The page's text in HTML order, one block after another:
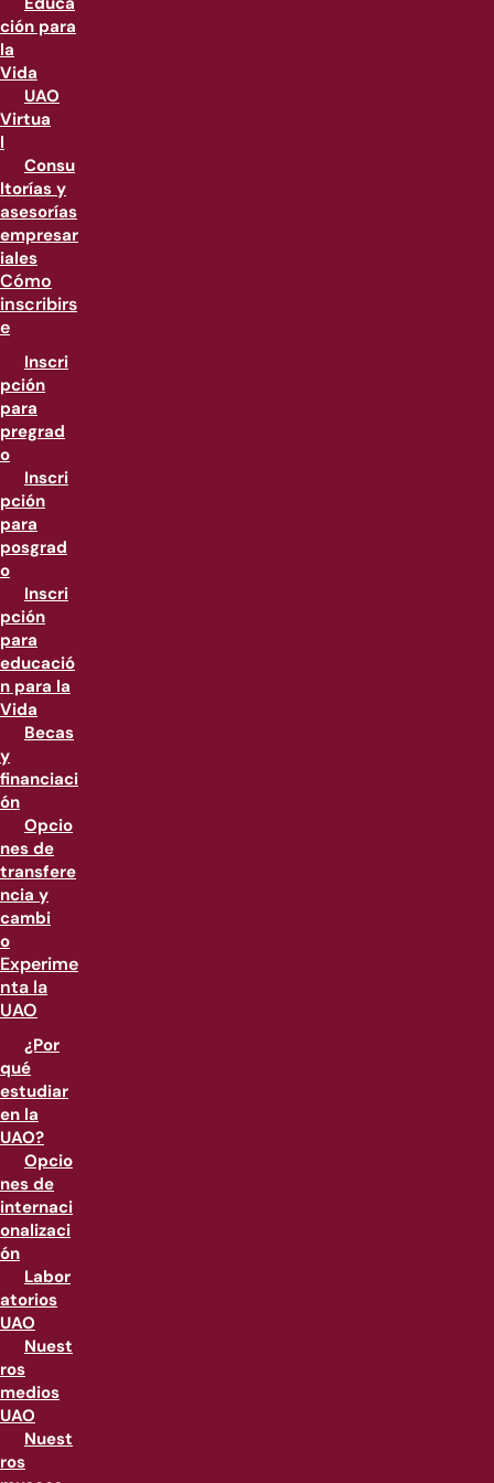
ción para
la
Vida
UAO
Virtua
l
Consu
ltorías y
asesorías
empresar
iales
Cómo
inscribirs
e
Inscri
pción
para
pregrad
o
Inscri
pción
para
posgrad
o
Inscri
pción
para
educació
n para la
Vida
Becas
y
financiaci
ón
Opcio
nes de
transfere
ncia y
cambi
o
Experime
nta la
UAO
¿Por
qué
estudiar
en la
UAO?
Opcio
nes de
internaci
onalizaci
ón
Labor
atorios
UAO
Nuest
ros
medios
UAO
Nuest
ros